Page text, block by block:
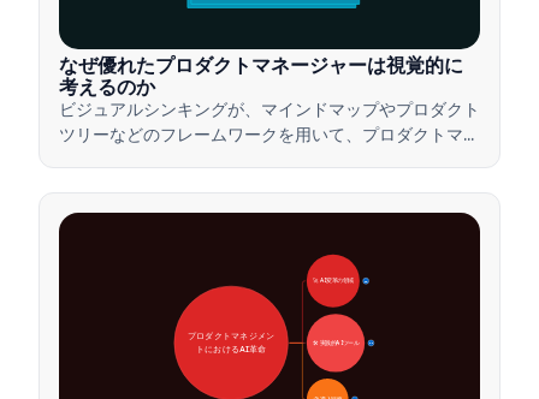
なぜ優れたプロダクトマネージャーは視覚的に
考えるのか
ビジュアルシンキングが、マインドマップやプロダクト
ツリーなどのフレームワークを用いて、プロダクトマネ
します。
🚀 AI変革の領域 28
🛠️ 実践的AIツール 31
プロダクトマネジメン
トにおけるAI革命